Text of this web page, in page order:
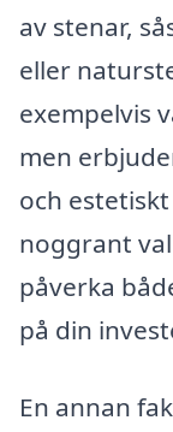
av stenar,
eller
exempelvis
men
och
noggrant
påverka
på din
En annan